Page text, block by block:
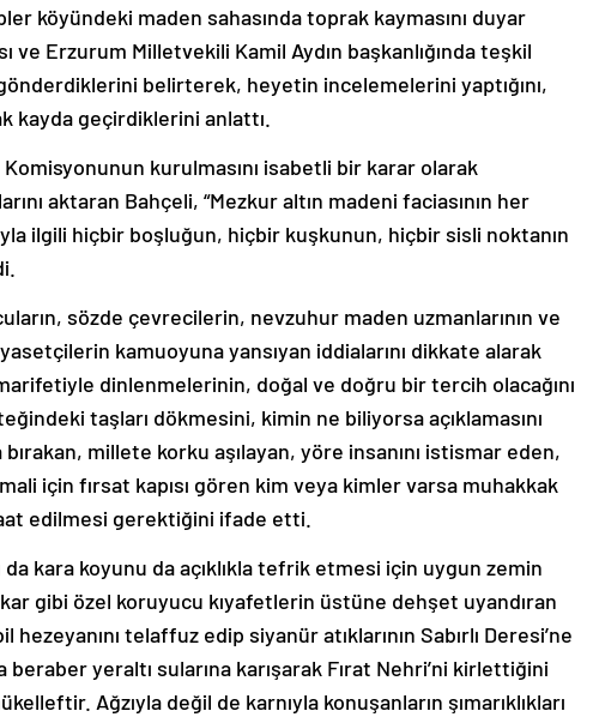
köyündeki maden sahasında toprak kaymasını duyar
ve Erzurum Milletvekili Kamil Aydın başkanlığında teşkil
belirterek, heyetin incelemelerini yaptığını,
kayda geçirdiklerini anlattı.
kurulmasını isabetli bir karar olarak
aktaran Bahçeli, “Mezkur altın madeni faciasının her
ilgili hiçbir boşluğun, hiçbir kuşkunun, hiçbir sisli noktanın
sözde çevrecilerin, nevzuhur maden uzmanlarının ve
kamuoyuna yansıyan iddialarını dikkate alarak
dinlenmelerinin, doğal ve doğru bir tercih olacağını
taşları dökmesini, kimin ne biliyorsa açıklamasını
millete korku aşılayan, yöre insanını istismar eden,
için fırsat kapısı gören kim veya kimler varsa muhakkak
edilmesi gerektiğini ifade etti.
kara koyunu da açıklıkla tefrik etmesi için uygun zemin
gibi özel koruyucu kıyafetlerin üstüne dehşet uyandıran
telaffuz edip siyanür atıklarının Sabırlı Deresi’ne
beraber yeraltı sularına karışarak Fırat Nehri’ni kirlettiğini
Ağzıyla değil de karnıyla konuşanların şımarıklıkları